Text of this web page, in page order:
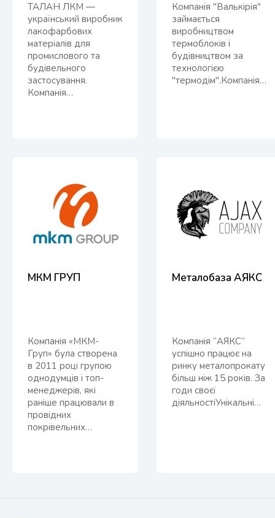
ТАЛАН ЛКМ —
український виробник
лакофарбових
матеріалів для
промислового та
будівельного
застосування.
Компанія…
Компанія "Валькірія"
займається
виробництвом
термоблоків і
будівництвом за
технологією
"термодім".Компанія…
МКМ ГРУП
Компанія «МКМ-
Груп» була створена
в 2011 році групою
однодумців і топ-
менеджерів, які
раніше працювали в
провідних
покрівельних…
Металобаза АЯКС
Компанія “АЯКС”
успішно працює на
ринку металопрокату
більш ніж 15 років. За
годи своєї
діяльностіУнікальні…